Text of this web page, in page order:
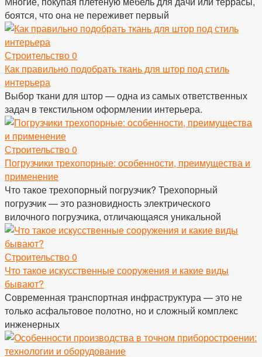
боятся, что она не переживет первый
Строительство0
Как правильно подобрать ткань для штор под стиль
интерьера
Выбор ткани для штор — одна из самых ответственных
задач в текстильном оформлении интерьера.
Строительство0
Погрузчики трехопорные: особенности, преимущества и
применение
Что такое трехопорный погрузчик? Трехопорный
погрузчик — это разновидность электрического
вилочного погрузчика, отличающаяся уникальной
Строительство0
Что такое искусственные сооружения и какие виды
бывают?
Современная транспортная инфраструктура — это не
только асфальтовое полотно, но и сложный комплекс
инженерных